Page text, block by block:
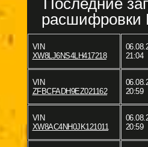
Последние
расшифровки
VIN
XW8LJ6NS4LH417218
21:04
VIN
ZFBCFADH9EZ021162
20:59
VIN
XW8AC4NH0JK121011
20:59